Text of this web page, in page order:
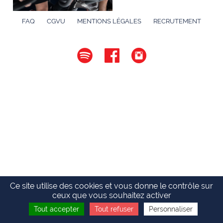
FAQ CGVU MENTIONS LÉGALES RECRUTEMENT
Ce site utilise des cookies et vous donne le contrôle sur
ceux que vous souhaitez activer
Tout accepter Tout refuser Personnaliser